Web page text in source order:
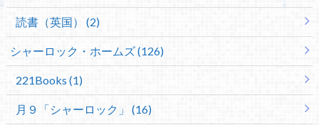
読書（英国） (2)
シャーロック・ホームズ (126)
221Books (1)
月９「シャーロック」 (16)